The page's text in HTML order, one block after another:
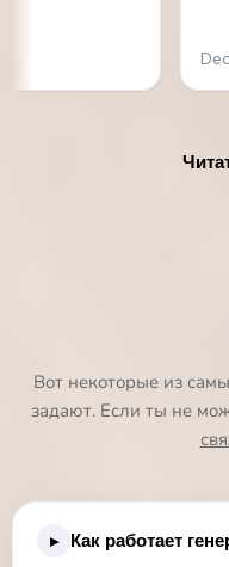
Вот некоторые из
задают. Если ты не
▸ Как работает